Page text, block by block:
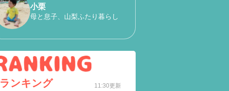
小栗
母と息子、山梨ふたり暮らし
ランキング 11:30更新